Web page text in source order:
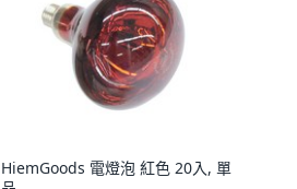
HiemGoods 電燈泡 紅色 20入, 單